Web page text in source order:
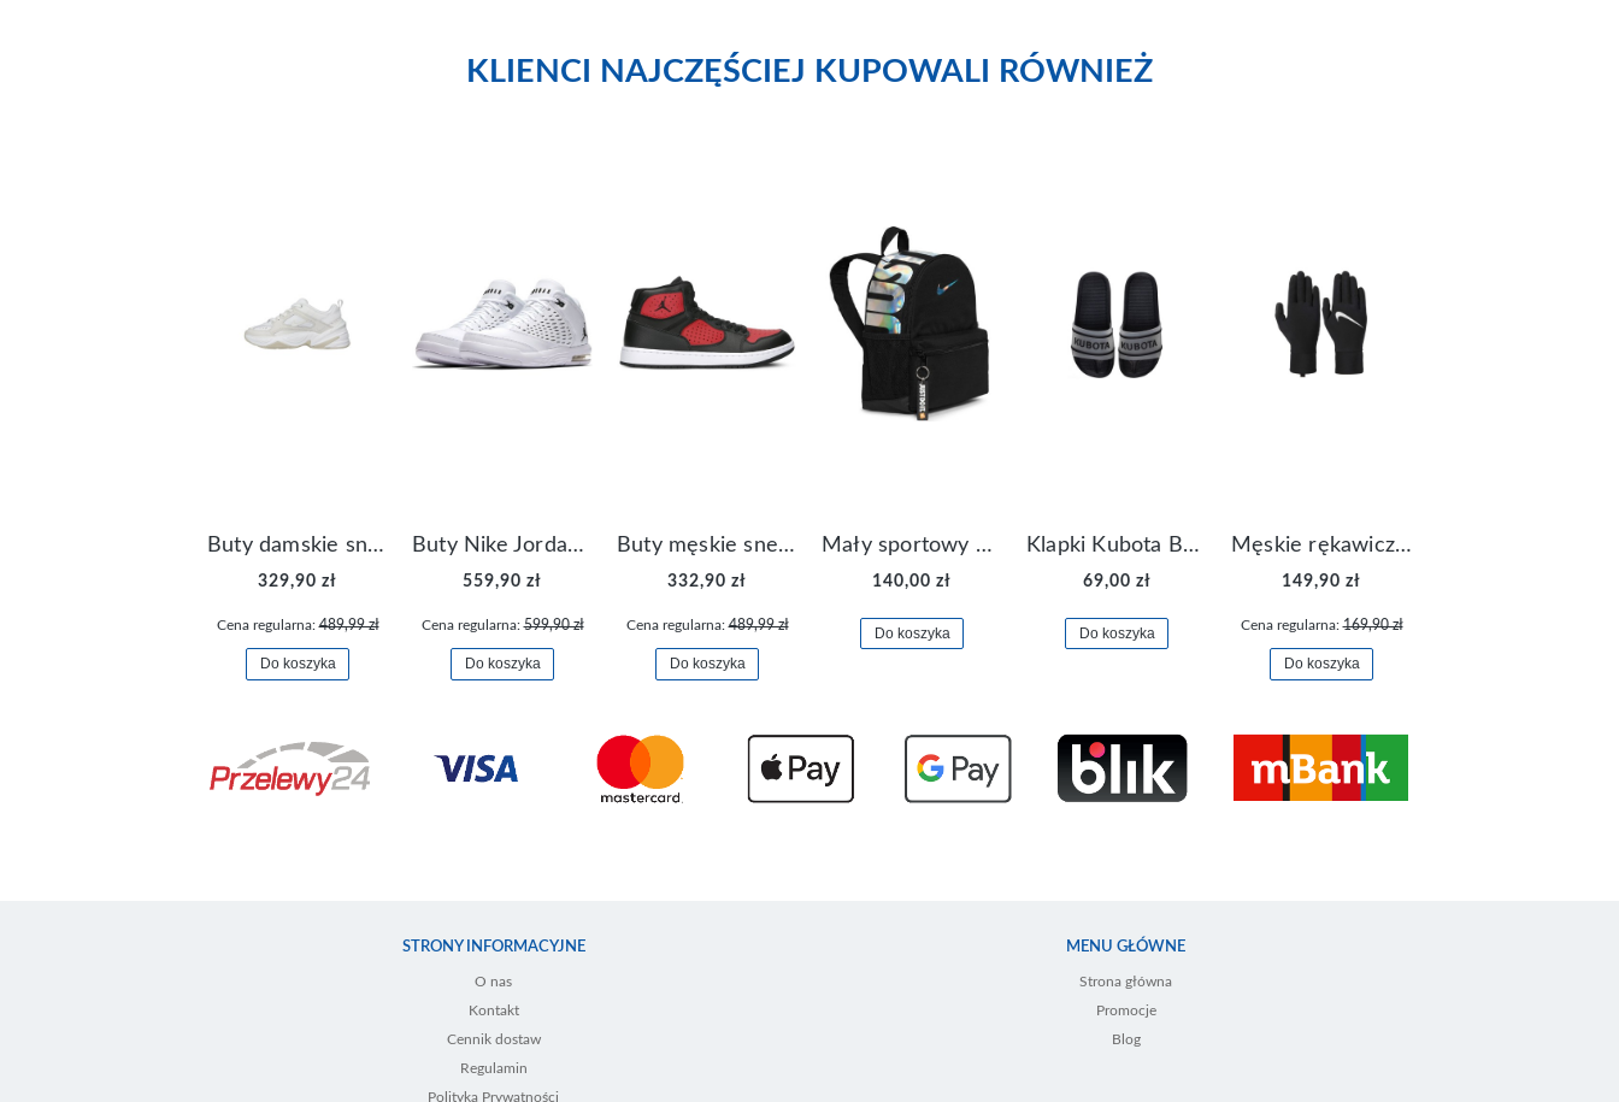
KLIENCI NAJCZĘŚCIEJ KUPOWALI RÓWNIEŻ
Buty damskie sneakersy Nike M2K Tekno AO3108-006
329,90 zł
Cena regularna:489,99 zł
Do koszyka
Buty Nike Jordan Flight Origin 4 921196-100
559,90 zł
Cena regularna:599,90 zł
Do koszyka
Buty męskie sneakersy Jordan Access AR3762-006
332,90 zł
Cena regularna:489,99 zł
Do koszyka
Mały sportowy plecak plecaczek Nike Brasilia JDI DR6091-017
140,00 zł
Do koszyka
Klapki Kubota Basenowe Gel Czarne
69,00 zł
Do koszyka
Męskie rękawiczki Nike Dri-FIT Lightweight Gloves N.RG.M0.082
149,90 zł
Cena regularna:169,90 zł
Do koszyka
STRONY INFORMACYJNE
O nas
Kontakt
Cennik dostaw
Regulamin
Polityka Prywatności
MENU GŁÓWNE
Strona główna
Promocje
Blog